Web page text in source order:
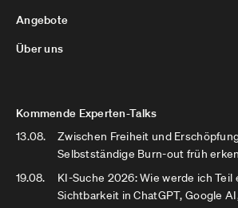
Angebote
Über uns
Kommende Experten-Talks
13.08.
Zwischen Freiheit und
Selbstständige Burn-out früh
19.08.
KI-Suche 2026: Wie werde ich
Sichtbarkeit in ChatGPT, Google